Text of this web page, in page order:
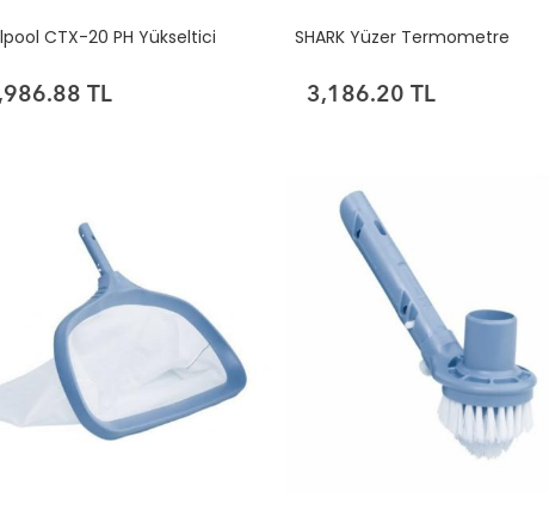
CTX-20 PH Yükseltici
TL
SHARK Yüzer Termometre
3,186.20 TL